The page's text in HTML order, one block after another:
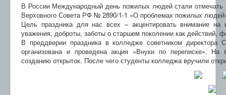
Обратная связь
Колледжи КБР
ВСОКО
Обращения граждан
В России Международный день пожилых людей стали
Верховного Совета РФ № 2890/1-1 «О проблемах пожилых
Цель праздника для нас всех – акцентировать внимание на
уважения, доброты, заботы о старшем поколении как действий,
В преддверии праздника в колледже советником
организована и проведена акция «Внуки по переписке».
созданию открыток. После чего студенты колледжа вручили